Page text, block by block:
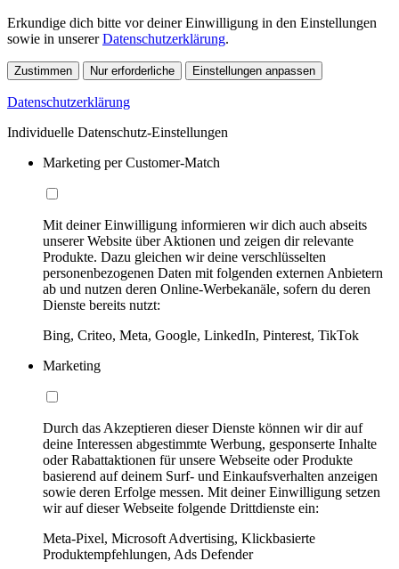
Erkundige dich bitte vor deiner Einwilligung in den Einstellungen
sowie in unsererDatenschutzerklärung.
Zustimmen Nur erforderliche Einstellungen anpassen
Datenschutzerklärung
Individuelle Datenschutz-Einstellungen
Marketing per Customer-Match
Mit deiner Einwilligung informieren wir dich auch abseits
unserer Website über Aktionen und zeigen dir relevante
Produkte. Dazu gleichen wir deine verschlüsselten
personenbezogenen Daten mit folgenden externen Anbietern
ab und nutzen deren Online-Werbekanäle, sofern du deren
Dienste bereits nutzt:
Bing, Criteo, Meta, Google, LinkedIn, Pinterest, TikTok
Marketing
Durch das Akzeptieren dieser Dienste können wir dir auf
deine Interessen abgestimmte Werbung, gesponserte Inhalte
oder Rabattaktionen für unsere Webseite oder Produkte
basierend auf deinem Surf- und Einkaufsverhalten anzeigen
sowie deren Erfolge messen. Mit deiner Einwilligung setzen
wir auf dieser Webseite folgende Drittdienste ein:
Meta-Pixel, Microsoft Advertising, Klickbasierte
Produktempfehlungen, Ads Defender